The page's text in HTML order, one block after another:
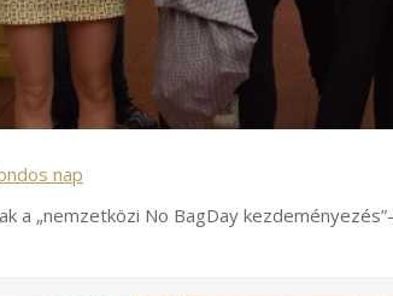
nap
a „nemzetközi No BagDay